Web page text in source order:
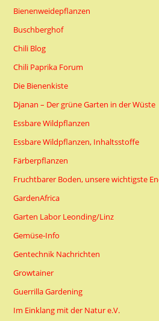
Bienenweidepflanzen
Buschberghof
Chili Blog
Chili Paprika Forum
Die Bienenkiste
Djanan – Der grüne Garten in der Wüste
Essbare Wildpflanzen
Essbare Wildpflanzen, Inhaltsstoffe
Färberpflanzen
Fruchtbarer Boden, unsere wichtigste
GardenAfrica
Garten Labor Leonding/Linz
Gemüse-Info
Gentechnik Nachrichten
Growtainer
Guerrilla Gardening
Im Einklang mit der Natur e.V.